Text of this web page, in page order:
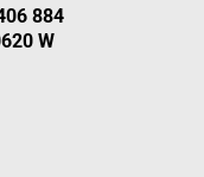
884
W